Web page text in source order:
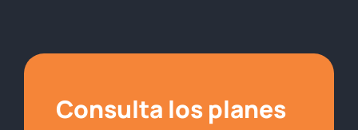
Consulta los planes